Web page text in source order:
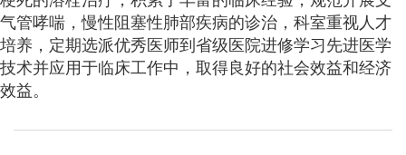
气管哮喘，慢性阻塞性肺部疾病的诊治，科室重视人才
培养，定期选派优秀医师到省级医院进修学习先进医学
技术并应用于临床工作中，取得良好的社会效益和经济
效益。